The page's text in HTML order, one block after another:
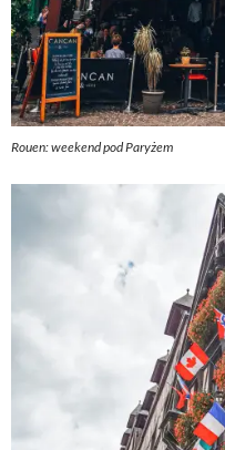
Rouen: weekend pod Paryżem